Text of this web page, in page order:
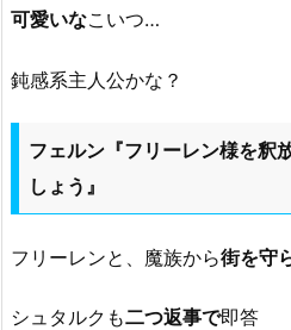
可愛いなこいつ…
鈍感系主人公かな？
フェルン『フリーレン様を釈
しょう』
フリーレンと、魔族から街を守
シュタルクも二つ返事で即答